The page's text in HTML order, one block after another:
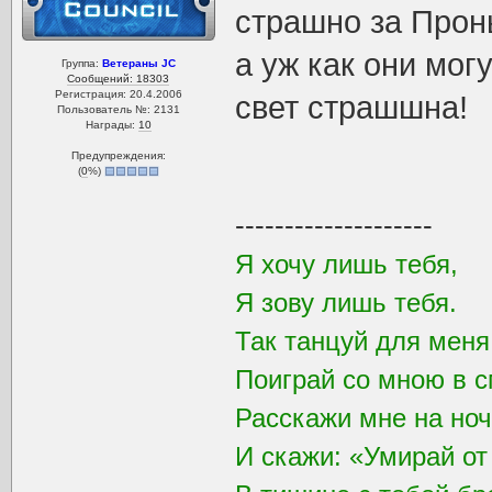
Группа: Ветераны JC
Сообщений: 18303
Регистрация: 20.4.2006
Пользователь №: 2131
Награды: 10
Предупреждения:
(0%)
страшно за
а уж как они
свет страшшна!
--------------------
Я хочу лишь тебя,
Я зову лишь тебя.
Так танцуй для
Поиграй со мною в
Расскажи мне на
И скажи: «Умирай